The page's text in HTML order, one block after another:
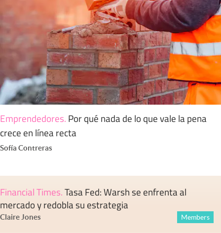
Emprendedores. Por qué nada de lo que vale la pena
crece en línea recta
Sofía Contreras
Financial Times.Tasa Fed: Warsh se enfrenta al
mercado y redobla su estrategia
Claire Jones Members